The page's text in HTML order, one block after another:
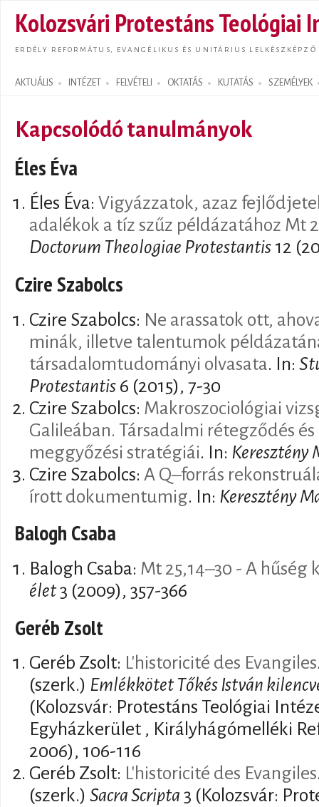
Kolozsvári Protestáns Teológiai
ERDÉLY REFORMÁTUS, EVANGÉLIKUS ÉS UNITÁRIUS LELKÉSZKÉPZŐ
AKTUÁLIS INTÉZET FELVÉTELI OKTATÁS KUTATÁS SZEMÉLYEK
Search form
Kapcsolódó tanulmányok
Éles Éva
Éles Éva: Vigyázzatok, azaz
adalékok a tíz szűz példázatához Mt
Doctorum Theologiae Protestantis 12
Czire Szabolcs
Czire Szabolcs: Ne arassatok ott,
minák, illetve talentumok
társadalomtudományi olvasata. In:
Protestantis 6 (2015), 7-30
Czire Szabolcs: Makroszociológiai
Galileában. Társadalmi rétegződés
meggyőzési stratégiái. In: Keresztény
Czire Szabolcs: A Q–forrás
írott dokumentumig. In: Keresztény
Balogh Csaba
Balogh Csaba: Mt 25,14–30 - A hűség
élet3 (2009), 357-366
Geréb Zsolt
Geréb Zsolt: L'historicité des Evangiles
(szerk.) Emlékkötet Tőkés István
(Kolozsvár: Protestáns Teológiai
Egyházkerület , Királyhágómelléki
2006), 106-116
Geréb Zsolt: L'historicité des Evangiles
(szerk.) Sacra Scripta 3 (Kolozsvár: